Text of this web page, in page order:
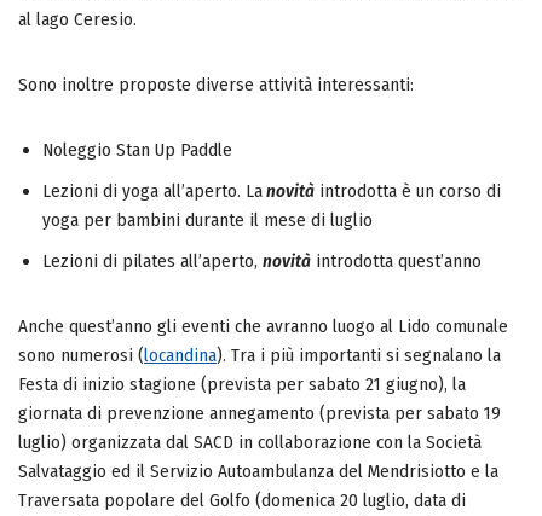
al lago Ceresio.
Sono inoltre proposte diverse attività interessanti:
Noleggio Stan Up Paddle
Lezioni di yoga all’aperto. Lanovità introdotta è un corso di
yoga per bambini durante il mese di luglio
Lezioni di pilates all’aperto, novità introdotta quest’anno
Anche quest’anno gli eventi che avranno luogo al Lido comunale
sono numerosi (locandina). Tra i più importanti si segnalano la
Festa di inizio stagione (prevista per sabato 21 giugno), la
giornata di prevenzione annegamento (prevista per sabato 19
luglio) organizzata dal SACD in collaborazione con la Società
Salvataggio ed il Servizio Autoambulanza del Mendrisiotto e la
Traversata popolare del Golfo (domenica 20 luglio, data di